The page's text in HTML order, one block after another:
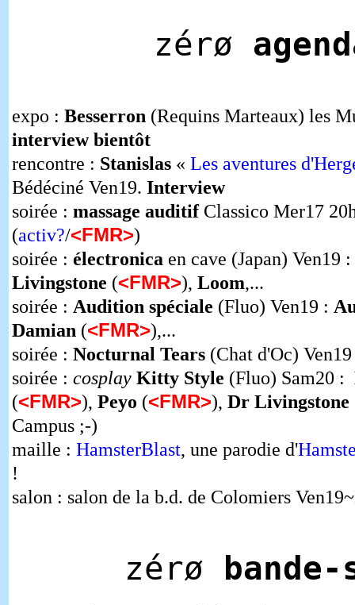
zérø
expo : Besserron (Requins Marteaux) les
interview bientôt
rencontre : Stanislas« Les aventures
Bédéciné Ven19. Interview
soirée : massage auditifClassico Mer17
(activ?/<FMR>)
soirée : électronica en cave (Japan) Ven19 :
Livingstone (<FMR>), Loom,...
soirée : Audition spéciale (Fluo) Ven19 :
Damian (<FMR>),...
soirée : Nocturnal Tears(Chat d'Oc)
soirée : cosplay Kitty Style (Fluo) Sam20 :
(<FMR>), Peyo (<FMR>), Dr Livingstone
Campus ;-)
maille : HamsterBlast, une parodie d'
!
salon : salon de la b.d. de Colomiers
zérø bande-